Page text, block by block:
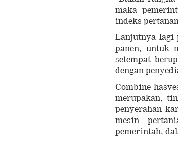
maka
indeks
Lanjutnya lagi
panen, untuk
setempat
dengan
Combine
merupakan,
penyerahan
mesin
pemerintah,